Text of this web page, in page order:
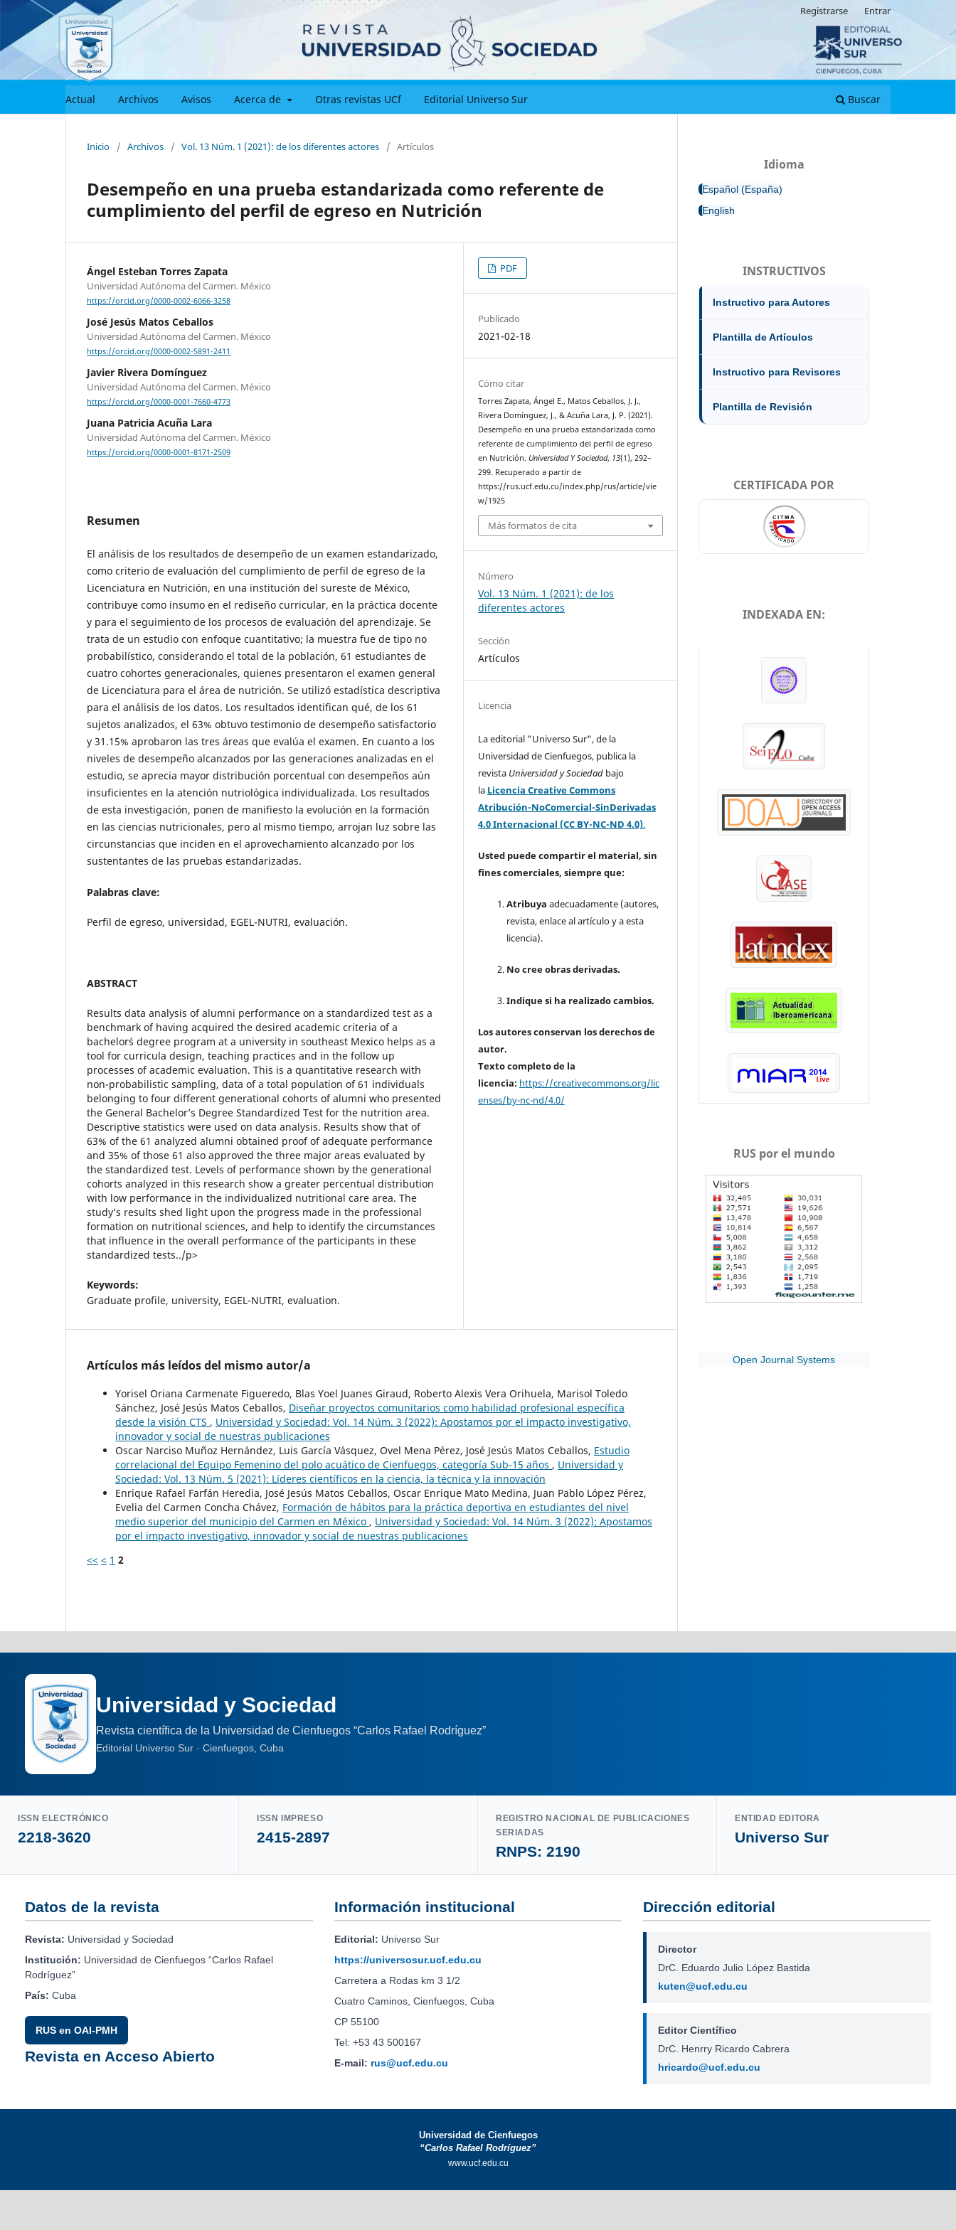
Actual Archivos Avisos Acerca de Otras revistas UCf Editorial Universo Sur Buscar
Registrarse Entrar
Inicio / Archivos / Vol. 13 Núm. 1 (2021): de los diferentes actores / Artículos
Desempeño en una prueba estandarizada como referente de
cumplimiento del perfil de egreso en Nutrición
Ángel Esteban Torres Zapata
Universidad Autónoma del Carmen. México
https://orcid.org/0000-0002-6066-3258
José Jesús Matos Ceballos
Universidad Autónoma del Carmen. México
https://orcid.org/0000-0002-5891-2411
Javier Rivera Domínguez
Universidad Autónoma del Carmen. México
https://orcid.org/0000-0001-7660-4773
Juana Patricia Acuña Lara
Universidad Autónoma del Carmen. México
https://orcid.org/0000-0001-8171-2509
Resumen
El análisis de los resultados de desempeño de un examen estandarizado,
como criterio de evaluación del cumplimiento de perfil de egreso de la
Licenciatura en Nutrición, en una institución del sureste de México,
contribuye como insumo en el rediseño curricular, en la práctica docente
y para el seguimiento de los procesos de evaluación del aprendizaje. Se
trata de un estudio con enfoque cuantitativo; la muestra fue de tipo no
probabilístico, considerando el total de la población, 61 estudiantes de
cuatro cohortes generacionales, quienes presentaron el examen general
de Licenciatura para el área de nutrición. Se utilizó estadística descriptiva
para el análisis de los datos. Los resultados identifican qué, de los 61
sujetos analizados, el 63% obtuvo testimonio de desempeño satisfactorio
y 31.15% aprobaron las tres áreas que evalúa el examen. En cuanto a los
niveles de desempeño alcanzados por las generaciones analizadas en el
estudio, se aprecia mayor distribución porcentual con desempeños aún
insuficientes en la atención nutriológica individualizada. Los resultados
de esta investigación, ponen de manifiesto la evolución en la formación
en las ciencias nutricionales, pero al mismo tiempo, arrojan luz sobre las
circunstancias que inciden en el aprovechamiento alcanzado por los
sustentantes de las pruebas estandarizadas.
Palabras clave:
Perfil de egreso, universidad, EGEL-NUTRI, evaluación.
ABSTRACT
Results data analysis of alumni performance on a standardized test as a
benchmark of having acquired the desired academic criteria of a
bachelor´s degree program at a university in southeast Mexico helps as a
tool for curricula design, teaching practices and in the follow up
processes of academic evaluation. This is a quantitative research with
non-probabilistic sampling, data of a total population of 61 individuals
belonging to four different generational cohorts of alumni who presented
the General Bachelor’s Degree Standardized Test for the nutrition area.
Descriptive statistics were used on data analysis. Results show that of
63% of the 61 analyzed alumni obtained proof of adequate performance
and 35% of those 61 also approved the three major areas evaluated by
the standardized test. Levels of performance shown by the generational
cohorts analyzed in this research show a greater percentual distribution
with low performance in the individualized nutritional care area. The
study’s results shed light upon the progress made in the professional
formation on nutritional sciences, and help to identify the circumstances
that influence in the overall performance of the participants in these
standardized tests../p>
Keywords:
Graduate profile, university, EGEL-NUTRI, evaluation.
PDF
Publicado
2021-02-18
Cómo citar
Torres Zapata, Ángel E., Matos Ceballos, J. J.,
Rivera Domínguez, J., & Acuña Lara, J. P. (2021).
Desempeño en una prueba estandarizada como
referente de cumplimiento del perfil de egreso
en Nutrición. Universidad Y Sociedad, 13(1), 292–
299. Recuperado a partir de
https://rus.ucf.edu.cu/index.php/rus/article/vie
w/1925
Más formatos de cita
Número
Vol. 13 Núm. 1 (2021): de los
diferentes actores
Sección
Artículos
Licencia
La editorial "Universo Sur", de la
Universidad de Cienfuegos, publica la
revista Universidad y Sociedad bajo
la Licencia Creative Commons
Atribución-NoComercial-SinDerivadas
4.0 Internacional (CC BY-NC-ND 4.0).
Usted puede compartir el material, sin
fines comerciales, siempre que:
Atribuya adecuadamente (autores,
revista, enlace al artículo y a esta
licencia).
No cree obras derivadas.
Indique si ha realizado cambios.
Los autores conservan los derechos de
autor.
Texto completo de la
licencia: https://creativecommons.org/lic
enses/by-nc-nd/4.0/
Artículos más leídos del mismo autor/a
Yorisel Oriana Carmenate Figueredo, Blas Yoel Juanes Giraud, Roberto Alexis Vera Orihuela, Marisol Toledo
Sánchez, José Jesús Matos Ceballos, Diseñar proyectos comunitarios como habilidad profesional específica
desde la visión CTS , Universidad y Sociedad: Vol. 14 Núm. 3 (2022): Apostamos por el impacto investigativo,
innovador y social de nuestras publicaciones
Oscar Narciso Muñoz Hernández, Luis García Vásquez, Ovel Mena Pérez, José Jesús Matos Ceballos, Estudio
correlacional del Equipo Femenino del polo acuático de Cienfuegos, categoría Sub-15 años , Universidad y
Sociedad: Vol. 13 Núm. 5 (2021): Líderes científicos en la ciencia, la técnica y la innovación
Enrique Rafael Farfán Heredia, José Jesús Matos Ceballos, Oscar Enrique Mato Medina, Juan Pablo López Pérez,
Evelia del Carmen Concha Chávez, Formación de hábitos para la práctica deportiva en estudiantes del nivel
medio superior del municipio del Carmen en México , Universidad y Sociedad: Vol. 14 Núm. 3 (2022): Apostamos
por el impacto investigativo, innovador y social de nuestras publicaciones
<< < 1 2
Idioma
Español (España)
English
INSTRUCTIVOS
Instructivo para Autores
Plantilla de Artículos
Instructivo para Revisores
Plantilla de Revisión
CERTIFICADA POR
INDEXADA EN:
RUS por el mundo
Open Journal Systems
Universidad y Sociedad
Revista científica de la Universidad de Cienfuegos “Carlos Rafael Rodríguez”
Editorial Universo Sur · Cienfuegos, Cuba
ISSN ELECTRÓNICO
2218-3620
ISSN IMPRESO
2415-2897
REGISTRO NACIONAL DE PUBLICACIONES
SERIADAS
RNPS: 2190
ENTIDAD EDITORA
Universo Sur
Datos de la revista
Revista: Universidad y Sociedad
Institución: Universidad de Cienfuegos “Carlos Rafael
Rodríguez”
País: Cuba
RUS en OAI-PMH
Revista en Acceso Abierto
Información institucional
Editorial: Universo Sur
https://universosur.ucf.edu.cu
Carretera a Rodas km 3 1/2
Cuatro Caminos, Cienfuegos, Cuba
CP 55100
Tel: +53 43 500167
E-mail: rus@ucf.edu.cu
Dirección editorial
Director
DrC. Eduardo Julio López Bastida
kuten@ucf.edu.cu
Editor Científico
DrC. Henrry Ricardo Cabrera
hricardo@ucf.edu.cu
Universidad de Cienfuegos
“Carlos Rafael Rodríguez”
www.ucf.edu.cu